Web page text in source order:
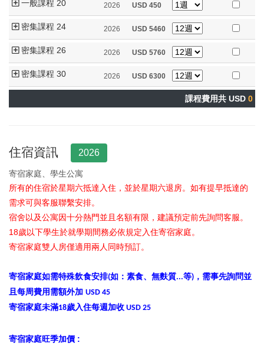
一般課程 20
2026 USD 450
密集課程 24 2026 USD 5460
密集課程 26 2026 USD 5760
密集課程 30 2026 USD 6300
課程費用共 USD 0
住宿資訊 2026
寄宿家庭、學生公寓
所有的住宿於星期六抵達入住，並於星期六退房。如有提早抵達的
需求可與客服聯繫安排。
宿舍以及公寓因十分熱門並且名額有限，建議預定前先詢問客服。
18歲以下學生於就學期間務必依規定入住寄宿家庭。
寄宿家庭雙人房僅適用兩人同時預訂。
寄宿家庭如需特殊飲食安排(如：素食、無麩質...等) ，需事先詢問並
且每周費用需額外加 USD 45
寄宿家庭未滿18歲入住每週加收 USD 25
寄宿家庭旺季加價 :